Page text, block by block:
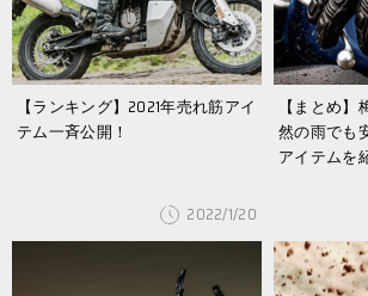
【ランキング】2021年売れ筋アイ
テム一斉公開！
2022/1/20
【まとめ
然の雨でも
アイテムを